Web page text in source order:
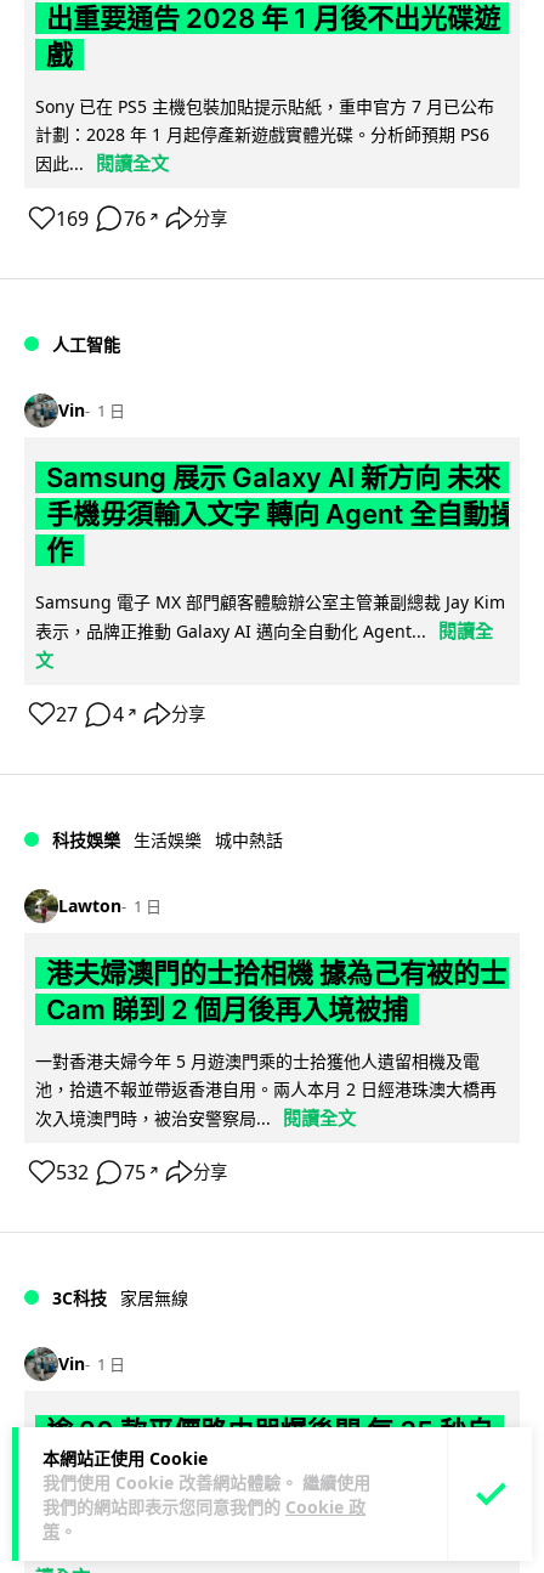
本網站正使用 Cookie
我們使用 Cookie 改善網站體驗。 繼續使用
我們的網站即表示您同意我們的 Cookie 政
策 。
出重要通告 2028 年 1 月後不出光碟遊
戲
Sony 已在 PS5 主機包裝加貼提示貼紙，重申官方 7 月已公布
計劃：2028 年 1 月起停產新遊戲實體光碟。分析師預期 PS6
因此...
閱讀全文
169 76 ↗ 分享
人工智能
Vin 1 日
Samsung 展示 Galaxy AI 新方向 未來
手機毋須輸入文字 轉向 Agent 全自動操
作
Samsung 電子 MX 部門顧客體驗辦公室主管兼副總裁 Jay Kim
表示，品牌正推動 Galaxy AI 邁向全自動化 Agent...
閱讀全
文
27 4 ↗ 分享
科技娛樂 生活娛樂 城中熱話
Lawton 1 日
港夫婦澳門的士拾相機 據為己有被的士
Cam 睇到 2 個月後再入境被捕
一對香港夫婦今年 5 月遊澳門乘的士拾獲他人遺留相機及電
池，拾遺不報並帶返香港自用。兩人本月 2 日經港珠澳大橋再
次入境澳門時，被治安警察局...
閱讀全文
532 75 ↗ 分享
3C科技 家居無線
Vin 1 日
逾 20 款平價路由器爆後門 每 35 秒自
動連線回中國 全球 10 萬用家私隱堪憂
網絡安全公司 VulnCheck 揭發中國智博通電子（Zbtlink）生產
的 20 多款路由器內置後門程式「Endlessdoors」（無盡...